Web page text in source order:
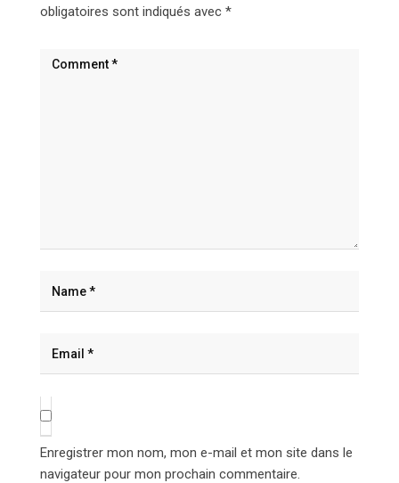
obligatoires sont indiqués avec *
Enregistrer mon nom, mon e-mail et mon site dans le
navigateur pour mon prochain commentaire.